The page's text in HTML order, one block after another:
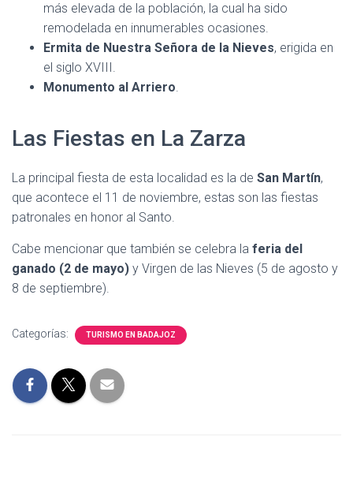
más elevada de la población, la cual ha sido
remodelada en innumerables ocasiones.
Ermita de Nuestra Señora de la Nieves, erigida en
el siglo XVIII.
Monumento al Arriero.
Las Fiestas en La Zarza
La principal fiesta de esta localidad es la de San Martín,
que acontece el 11 de noviembre, estas son las fiestas
patronales en honor al Santo.
Cabe mencionar que también se celebra la feria del
ganado (2 de mayo) y Virgen de las Nieves (5 de agosto y
8 de septiembre).
Categorías: TURISMO EN BADAJOZ